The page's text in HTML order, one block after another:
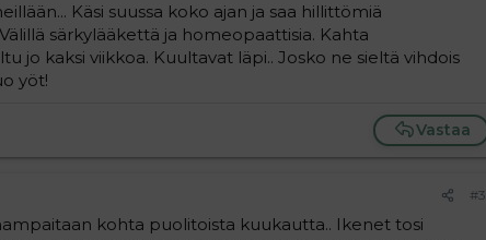
Käsi suussa koko ajan ja saa hillittömiä
särkylääkettä ja homeopaattisia. Kahta
jo kaksi viikkoa. Kuultavat läpi.. Josko ne sieltä vihdois
yöt!
Vastaa
#3
kohta puolitoista kuukautta.. Ikenet tosi